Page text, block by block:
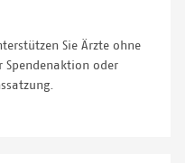
Sie Ärzte ohne
Spendenaktion oder